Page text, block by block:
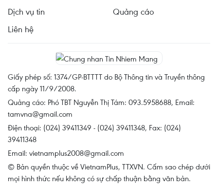
Dịch vụ tin
Quảng cáo
Liên hệ
Giấy phép số: 1374/GP-BTTTT do Bộ Thông tin và Truyền thông
cấp ngày 11/9/2008.
Quảng cáo: Phó TBT Nguyễn Thị Tám: 093.5958688, Email:
tamvna@gmail.com
Điện thoại: (024) 39411349 - (024) 39411348, Fax: (024)
39411348
Email: vietnamplus2008@gmail.com
© Bản quyền thuộc về VietnamPlus, TTXVN. Cấm sao chép dưới
mọi hình thức nếu không có sự chấp thuận bằng văn bản.